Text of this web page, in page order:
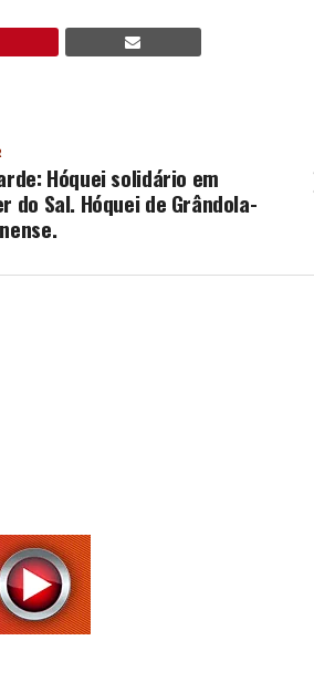
Hóquei solidário em
do Sal. Hóquei de Grândola-